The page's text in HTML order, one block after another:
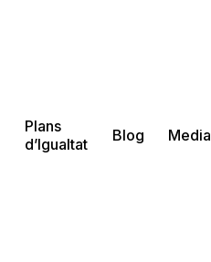
Plans
d’Igualtat
Blog Media